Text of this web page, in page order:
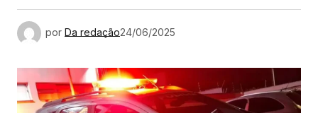
por Da redação24/06/2025